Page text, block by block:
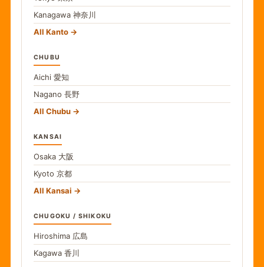
Kanagawa 神奈川
All Kanto
CHUBU
Aichi 愛知
Nagano 長野
All Chubu
KANSAI
Osaka 大阪
Kyoto 京都
All Kansai
CHUGOKU / SHIKOKU
Hiroshima 広島
Kagawa 香川